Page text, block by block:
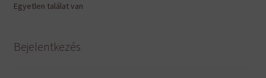
Egyetlen találat van
Bejelentkezés